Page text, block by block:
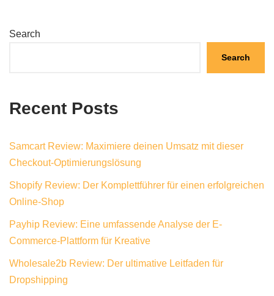
Search
Search
Recent Posts
Samcart Review: Maximiere deinen Umsatz mit dieser
Checkout-Optimierungslösung
Shopify Review: Der Komplettführer für einen erfolgreichen
Online-Shop
Payhip Review: Eine umfassende Analyse der E-
Commerce-Plattform für Kreative
Wholesale2b Review: Der ultimative Leitfaden für
Dropshipping